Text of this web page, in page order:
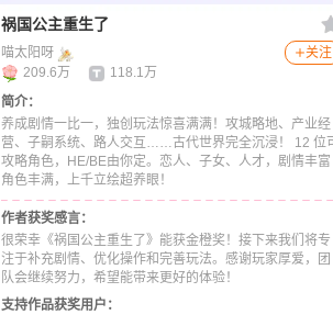
祸国公主重生了
喵太阳呀
关注
209.6万
118.1万
简介：
养成剧情一比一，独创玩法惊喜满满！攻城略地、产业经
营、子嗣系统、路人交互……古代世界完全沉浸！ 12 位
攻略角色，HE/BE由你定。恋人、子女、人才，剧情丰富
角色丰满，上千立绘超养眼！
作者获奖感言：
很荣幸《祸国公主重生了》能获金橙奖！接下来我们将专
注于补充剧情、优化操作和完善玩法。感谢玩家厚爱，团
队会继续努力，希望能带来更好的体验！
支持作品获奖用户：